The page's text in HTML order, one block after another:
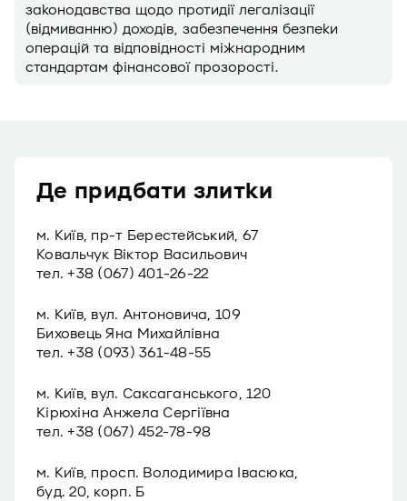
законодавства щодо протидії легалізації
(відмиванню) доходів, забезпечення безпеки
операцій та відповідності міжнародним
стандартам фінансової прозорості.
Де придбати злитки
м. Київ, пр-т Берестейський, 67
Ковальчук Віктор Васильович
тел. +38 (067) 401-26-22
м. Київ, вул. Антоновича, 109
Биховець Яна Михайлівна
тел. +38 (093) 361-48-55
м. Київ, вул. Саксаганського, 120
Кірюхіна Анжела Сергіївна
тел. +38 (067) 452-78-98
м. Київ, просп. Володимира Івасюка,
буд. 20, корп. Б